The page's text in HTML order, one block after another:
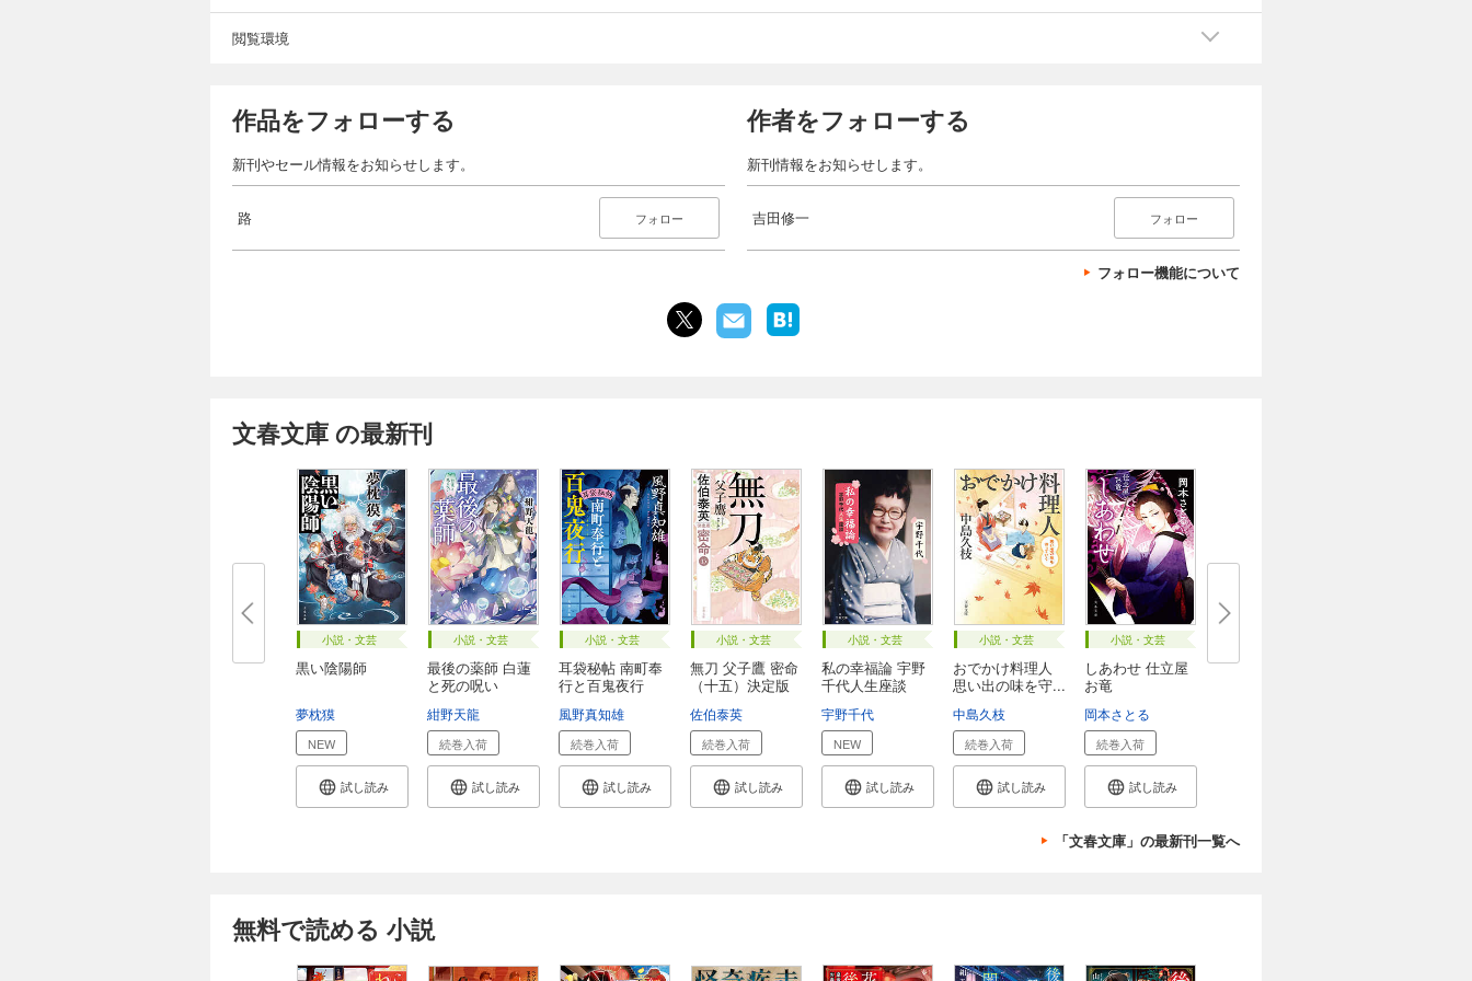
閲覧環境
作品をフォローする
新刊やセール情報をお知らせします。
路 フォロー
作者をフォローする
新刊情報をお知らせします。
吉田修一 フォロー
フォロー機能について
文春文庫 の最新刊
小説・文芸
黒い陰陽師
夢枕獏
NEW
試し読み
小説・文芸
最後の薬師 白蓮
と死の呪い
紺野天龍
続巻入荷
試し読み
小説・文芸
耳袋秘帖 南町奉
行と百鬼夜行
風野真知雄
続巻入荷
試し読み
小説・文芸
無刀 父子鷹 密命
（十五）決定版
佐伯泰英
続巻入荷
試し読み
小説・文芸
私の幸福論 宇野
千代人生座談
宇野千代
NEW
試し読み
小説・文芸
おでかけ料理人
思い出の味を守...
中島久枝
続巻入荷
試し読み
小説・文芸
しあわせ 仕立屋
お竜
岡本さとる
続巻入荷
試し読み
「文春文庫」の最新刊一覧へ
無料で読める 小説